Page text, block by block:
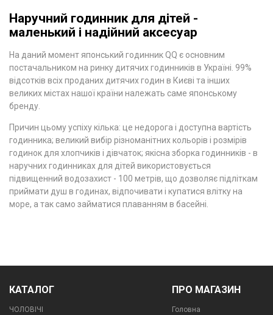
Наручний годинник для дітей -
маленький і надійний аксесуар
На даний момент японський годинник QQ є основним
постачальником на ринку дитячих годинників в Україні. 99%
відсотків всіх проданих дитячих годин в Києві та інших
великих містах нашої країни належать саме японському
бренду.
Причин цьому успіху кілька: це недорога і доступна вартість
годинника; великий вибір різноманітних кольорів і розмірів
годинок для хлопчиків і дівчаток; якісна зборка годинників - в
наручних годинниках для дітей використовується
підвищенний водозахист - 100 метрів, що дозволяє підліткам
приймати душ в годинах, відпочивати і купатися влітку на
море, а так само займатися плаванням в басейні.
КАТАЛОГ
ЧОЛОВІЧІ
ПРО МАГАЗИН
Головна